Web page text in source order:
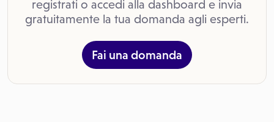
registrati o accedi alla dashboard e invia
gratuitamente la tua domanda agli esperti.
Fai una domanda